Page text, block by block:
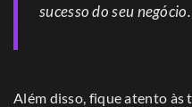
sucesso do seu negócio.
Além disso, fique atento às